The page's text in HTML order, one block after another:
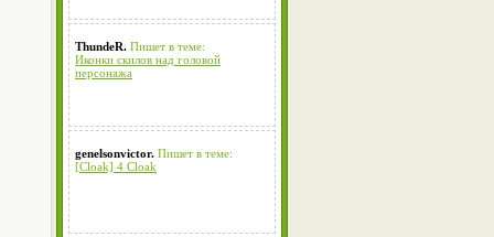
ThundeR. Пишет в теме:
Иконки скилов над головой
персонажа
genelsonvictor. Пишет в теме:
[Cloak] 4 Cloak